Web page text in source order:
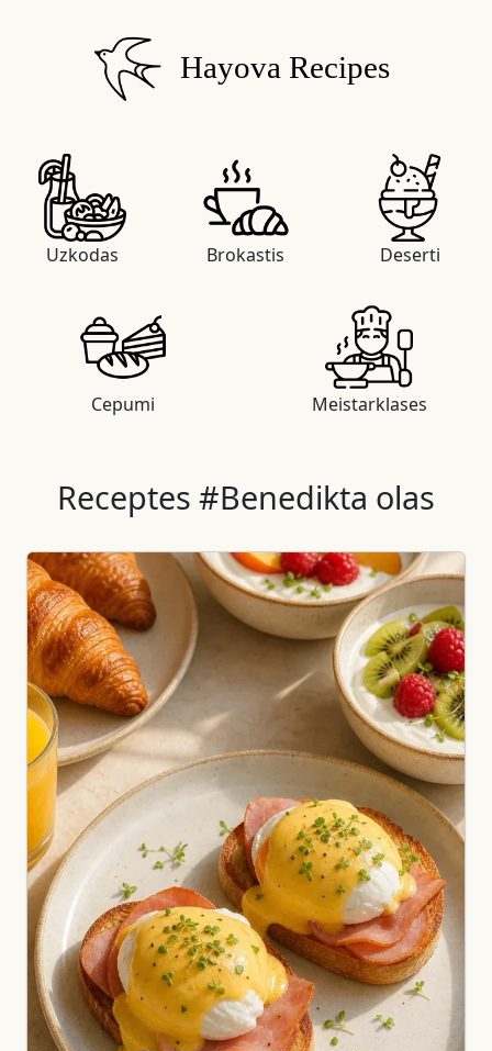
Hayova Recipes
Uzkodas Brokastis Deserti
Cepumi Meistarklases
Receptes #Benedikta olas